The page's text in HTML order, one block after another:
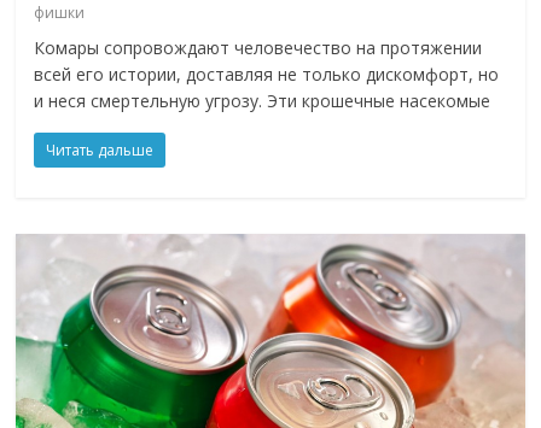
фишки
Комары сопровождают человечество на протяжении
всей его истории, доставляя не только дискомфорт, но
и неся смертельную угрозу. Эти крошечные насекомые
Читать дальше